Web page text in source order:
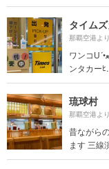
タイム
那覇空港よ
ワンコU´•ﻌ•`Uに優しいレンタカーやさんです。那覇空港のレ
ンタカーﾋ
琉球村
那覇空港よ
昔ながら
ます 三線